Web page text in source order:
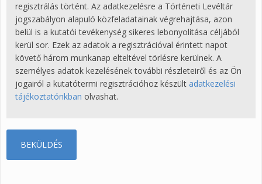
regisztrálás történt. Az adatkezelésre a Történeti Levéltár
jogszabályon alapuló közfeladatainak végrehajtása, azon
belül is a kutatói tevékenység sikeres lebonyolítása céljából
kerül sor. Ezek az adatok a regisztrációval érintett napot
követő három munkanap elteltével törlésre kerülnek. A
személyes adatok kezelésének további részleteiről és az Ön
jogairól a kutatótermi regisztrációhoz készült adatkezelési
tájékoztatónkban olvashat.